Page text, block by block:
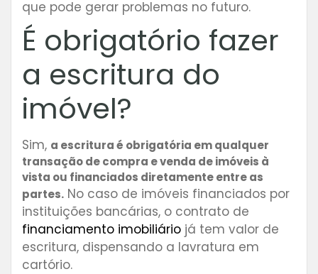
que pode gerar problemas no futuro.
É obrigatório fazer
a escritura do
imóvel?
Sim, a escritura é obrigatória em qualquer
transação de compra e venda de imóveis à
vista ou financiados diretamente entre as
partes. No caso de imóveis financiados por
instituições bancárias, o contrato de
financiamento imobiliário já tem valor de
escritura, dispensando a lavratura em
cartório.